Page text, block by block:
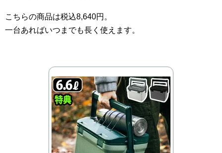
こちらの商品は税込8,640円。
一台あればいつまでも長く使えます。